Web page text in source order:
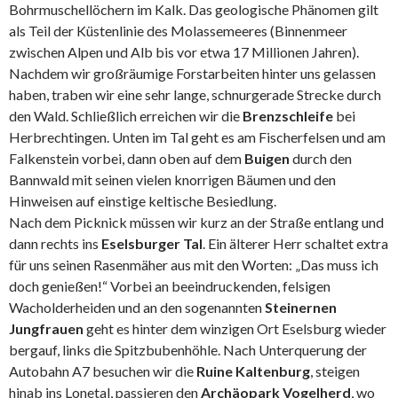
Bohrmuschellöchern im Kalk. Das geologische Phänomen gilt
als Teil der Küstenlinie des Molassemeeres (Binnenmeer
zwischen Alpen und Alb bis vor etwa 17 Millionen Jahren).
Nachdem wir großräumige Forstarbeiten hinter uns gelassen
haben, traben wir eine sehr lange, schnurgerade Strecke durch
den Wald. Schließlich erreichen wir die Brenzschleife bei
Herbrechtingen. Unten im Tal geht es am Fischerfelsen und am
Falkenstein vorbei, dann oben auf dem Buigen durch den
Bannwald mit seinen vielen knorrigen Bäumen und den
Hinweisen auf einstige keltische Besiedlung.
Nach dem Picknick müssen wir kurz an der Straße entlang und
dann rechts ins Eselsburger Tal. Ein älterer Herr schaltet extra
für uns seinen Rasenmäher aus mit den Worten: „Das muss ich
doch genießen!“ Vorbei an beeindruckenden, felsigen
Wacholderheiden und an den sogenanntenSteinernen
Jungfrauen geht es hinter dem winzigen Ort Eselsburg wieder
bergauf, links die Spitzbubenhöhle. Nach Unterquerung der
Autobahn A7 besuchen wir die Ruine Kaltenburg, steigen
hinab ins Lonetal, passieren denArchäopark Vogelherd, wo